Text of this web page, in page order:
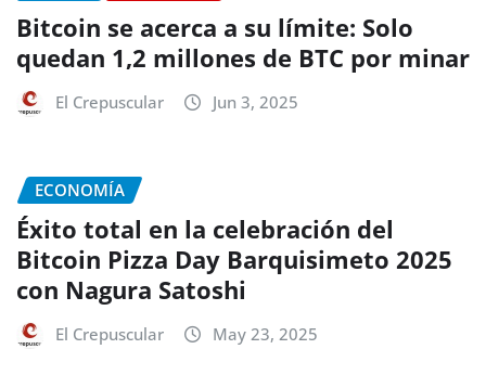
Bitcoin se acerca a su límite: Solo
quedan 1,2 millones de BTC por minar
El Crepuscular Jun 3, 2025
ECONOMÍA
Éxito total en la celebración del
Bitcoin Pizza Day Barquisimeto 2025
con Nagura Satoshi
El Crepuscular May 23, 2025